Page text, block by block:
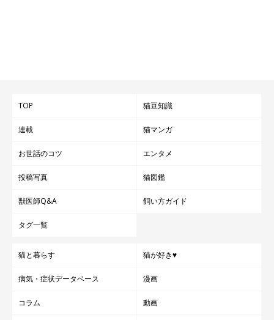
TOP 猫豆知識
連載 猫マンガ
お世話のコツ エンタメ
投稿写真 猫図鑑
獣医師Q&A 飼い方ガイド
タグ一覧
猫と暮らす 猫が好き♥
病気・症状データベース 漫画
コラム 動画